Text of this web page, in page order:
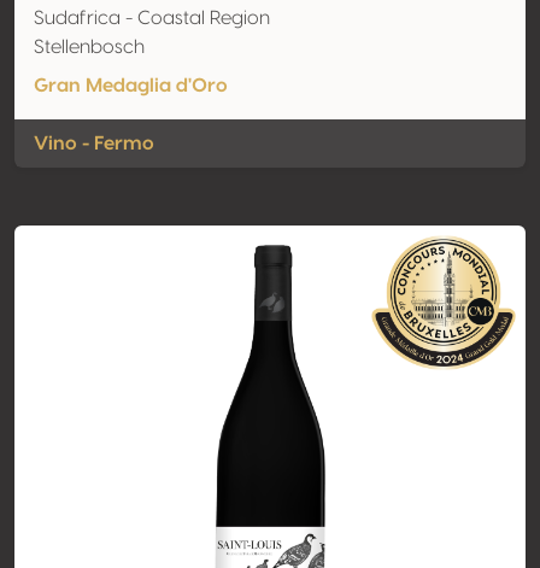
Sudafrica - Coastal Region
Stellenbosch
Gran Medaglia d'Oro
Vino - Fermo